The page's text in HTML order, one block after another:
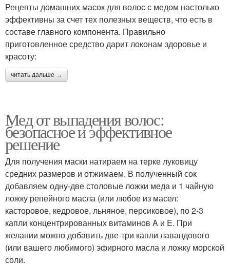
Рецепты домашних масок для волос с медом настолько
эффективны за счет тех полезных веществ, что есть в
составе главного компонента. Правильно
приготовленное средство дарит локонам здоровье и
красоту:
читать дальше →
Мед от выпадения волос:
безопасное и эффективное
решение
Для получения маски натираем на терке луковицу
средних размеров и отжимаем. В полученный сок
добавляем одну-две столовые ложки меда и 1 чайную
ложку репейного масла (или любое из масел:
касторовое, кедровое, льняное, персиковое), по 2-3
капли концентрированных витаминов A и E. При
желании можно добавить две-три капли лавандового
(или вашего любимого) эфирного масла и ложку морской
соли.